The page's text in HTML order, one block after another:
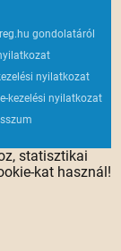
gondolatáról
nyilatkozat
kezelési nyilatkozat
statisztikai
kat használ!